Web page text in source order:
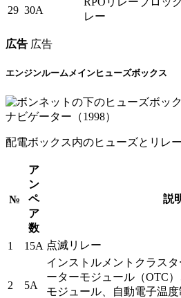
29 30A
レー
広告 広告
エンジンルームメインヒューズボックス
配電ボックス内のヒューズとリレ
№
ア
ン
ペ
ア
数
説
1 15A 点滅リレー
2 5A
インストルメントクラス
ーターモジュール（OTC
モジュール、自動電子温